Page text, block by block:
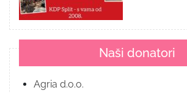
Naši donatori
Agria d.o.o.